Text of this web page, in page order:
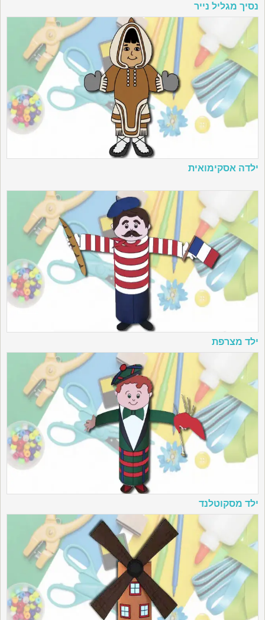
נסיך מגליל נייר
ילדה אסקימואית
ילד מצרפת
ילד מסקוטלנד